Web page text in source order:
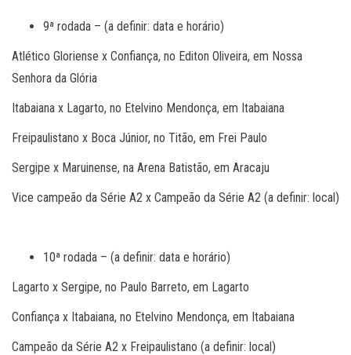
9ª rodada – (a definir: data e horário)
Atlético Gloriense x Confiança, no Editon Oliveira, em Nossa
Senhora da Glória
Itabaiana x Lagarto, no Etelvino Mendonça, em Itabaiana
Freipaulistano x Boca Júnior, no Titão, em Frei Paulo
Sergipe x Maruinense, na Arena Batistão, em Aracaju
Vice campeão da Série A2 x Campeão da Série A2 (a definir: local)
10ª rodada – (a definir: data e horário)
Lagarto x Sergipe, no Paulo Barreto, em Lagarto
Confiança x Itabaiana, no Etelvino Mendonça, em Itabaiana
Campeão da Série A2 x Freipaulistano (a definir: local)